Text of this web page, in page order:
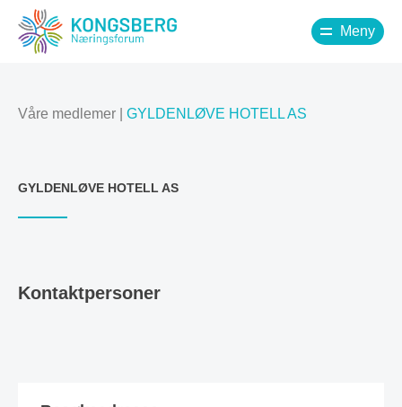
Meny
Våre medlemer GYLDENLØVE HOTELL AS
GYLDENLØVE HOTELL AS
Kontaktpersoner